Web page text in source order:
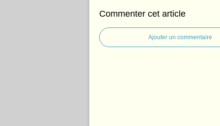
Commenter cet article
Ajouter un commentaire